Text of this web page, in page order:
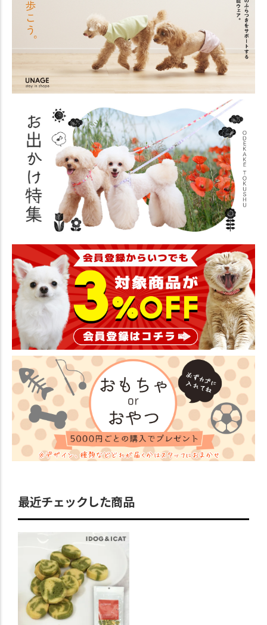
最近チェックした商品